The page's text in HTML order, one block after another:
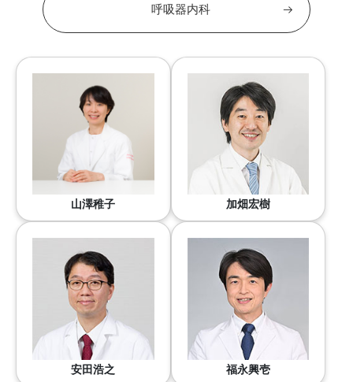
呼吸器内科
山澤稚子 加畑宏樹
安田浩之 福永興壱